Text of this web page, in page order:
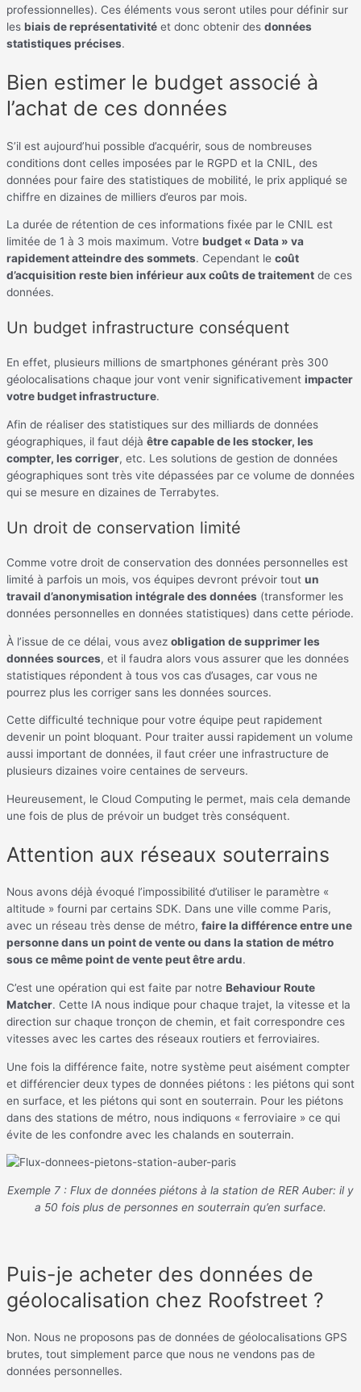
professionnelles). Ces éléments vous seront utiles pour définir sur
les biais de représentativité et donc obtenir des données
statistiques précises.
Bien estimer le budget associé à
l’achat de ces données
S’il est aujourd’hui possible d’acquérir, sous de nombreuses
conditions dont celles imposées par le RGPD et la CNIL, des
données pour faire des statistiques de mobilité, le prix appliqué se
chiffre en dizaines de milliers d’euros par mois.
La durée de rétention de ces informations fixée par le CNIL est
limitée de 1 à 3 mois maximum. Votre budget « Data » va
rapidement atteindre des sommets. Cependant le coût
d’acquisition reste bien inférieur aux coûts de traitement de ces
données.
Un budget infrastructure conséquent
En effet, plusieurs millions de smartphones générant près 300
géolocalisations chaque jour vont venir significativement impacter
votre budget infrastructure.
Afin de réaliser des statistiques sur des milliards de données
géographiques, il faut déjà être capable de les stocker, les
compter, les corriger, etc. Les solutions de gestion de données
géographiques sont très vite dépassées par ce volume de données
qui se mesure en dizaines de Terrabytes.
Un droit de conservation limité
Comme votre droit de conservation des données personnelles est
limité à parfois un mois, vos équipes devront prévoir tout un
travail d’anonymisation intégrale des données (transformer les
données personnelles en données statistiques) dans cette période.
À l’issue de ce délai, vous avez obligation de supprimer les
données sources, et il faudra alors vous assurer que les données
statistiques répondent à tous vos cas d’usages, car vous ne
pourrez plus les corriger sans les données sources.
Cette difficulté technique pour votre équipe peut rapidement
devenir un point bloquant. Pour traiter aussi rapidement un volume
aussi important de données, il faut créer une infrastructure de
plusieurs dizaines voire centaines de serveurs.
Heureusement, le Cloud Computing le permet, mais cela demande
une fois de plus de prévoir un budget très conséquent.
Attention aux réseaux souterrains
Nous avons déjà évoqué l’impossibilité d’utiliser le paramètre «
altitude » fourni par certains SDK. Dans une ville comme Paris,
avec un réseau très dense de métro, faire la différence entre une
personne dans un point de vente ou dans la station de métro
sous ce même point de vente peut être ardu.
C’est une opération qui est faite par notre Behaviour Route
Matcher. Cette IA nous indique pour chaque trajet, la vitesse et la
direction sur chaque tronçon de chemin, et fait correspondre ces
vitesses avec les cartes des réseaux routiers et ferroviaires.
Une fois la différence faite, notre système peut aisément compter
et différencier deux types de données piétons : les piétons qui sont
en surface, et les piétons qui sont en souterrain. Pour les piétons
dans des stations de métro, nous indiquons « ferroviaire » ce qui
évite de les confondre avec les chalands en souterrain.
Exemple 7 : Flux de données piétons à la station de RER Auber: il y
a 50 fois plus de personnes en souterrain qu’en surface.
Puis-je acheter des données de
géolocalisation chez Roofstreet ?
Non. Nous ne proposons pas de données de géolocalisations GPS
brutes, tout simplement parce que nous ne vendons pas de
données personnelles.